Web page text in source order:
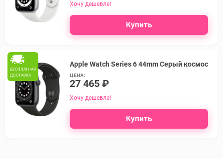
Хочу дешевле!
Купить
БЕСПЛАТНАЯ
ДОСТАВКА
Apple Watch Series 6 44mm Серый космос
ЦЕНА:
27 465 ₽
Хочу дешевле!
Купить